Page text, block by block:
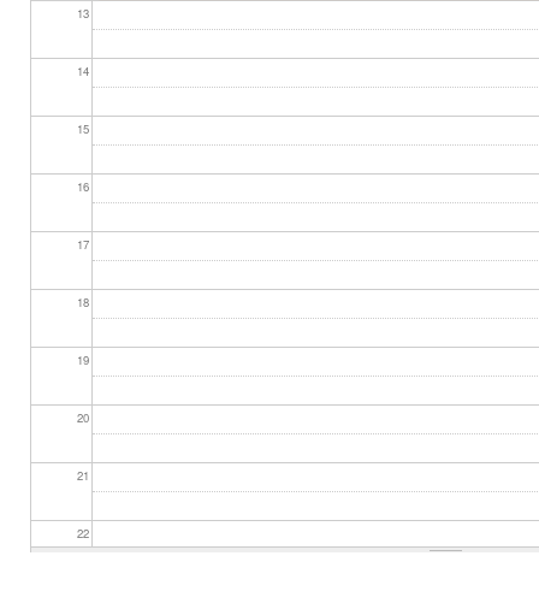
13
14
15
16
17
18
19
20
21
22